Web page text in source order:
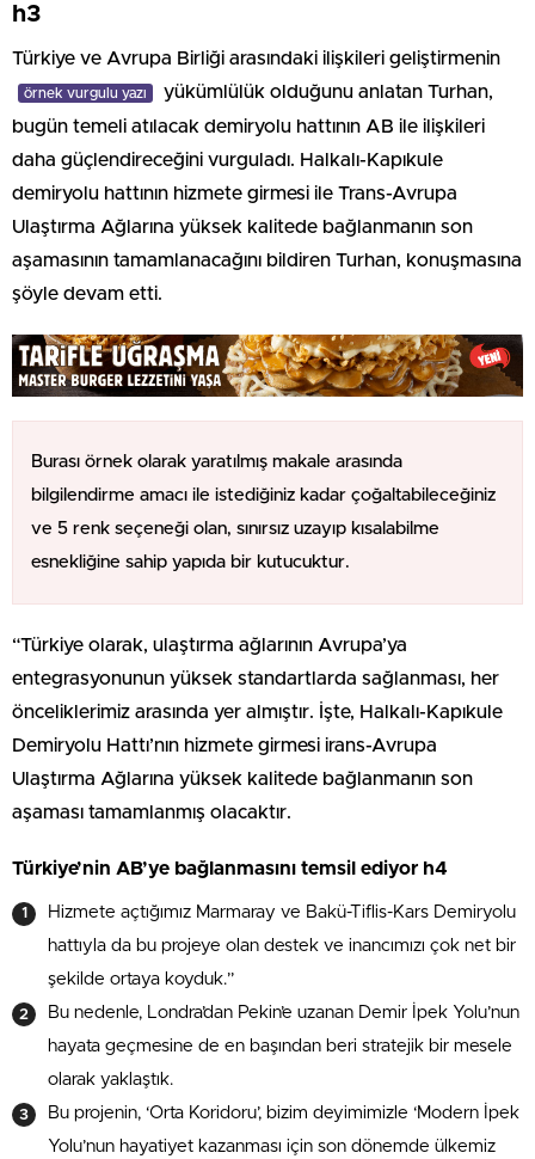
h3
Türkiye ve Avrupa Birliği arasındaki ilişkileri geliştirmenin
örnek vurgulu yazı
yükümlülük olduğunu anlatan Turhan,
bugün temeli atılacak demiryolu hattının AB ile ilişkileri
daha güçlendireceğini vurguladı. Halkalı-Kapıkule
demiryolu hattının hizmete girmesi ile Trans-Avrupa
Ulaştırma Ağlarına yüksek kalitede bağlanmanın son
aşamasının tamamlanacağını bildiren Turhan, konuşmasına
şöyle devam etti.
Burası örnek olarak yaratılmış makale arasında
bilgilendirme amacı ile istediğiniz kadar çoğaltabileceğiniz
ve 5 renk seçeneği olan, sınırsız uzayıp kısalabilme
esnekliğine sahip yapıda bir kutucuktur.
“Türkiye olarak, ulaştırma ağlarının Avrupa’ya
entegrasyonunun yüksek standartlarda sağlanması, her
önceliklerimiz arasında yer almıştır. İşte, Halkalı-Kapıkule
Demiryolu Hattı’nın hizmete girmesi irans-Avrupa
Ulaştırma Ağlarına yüksek kalitede bağlanmanın son
aşaması tamamlanmış olacaktır.
Türkiye’nin AB’ye bağlanmasını temsil ediyor h4
Hizmete açtığımız Marmaray ve Bakü-Tiflis-Kars Demiryolu
hattıyla da bu projeye olan destek ve inancımızı çok net bir
şekilde ortaya koyduk.”
Bu nedenle, Londra’dan Pekin’e uzanan Demir İpek Yolu’nun
hayata geçmesine de en başından beri stratejik bir mesele
olarak yaklaştık.
Bu projenin, ‘Orta Koridoru’, bizim deyimimizle ‘Modern İpek
Yolu’nun hayatiyet kazanması için son dönemde ülkemiz